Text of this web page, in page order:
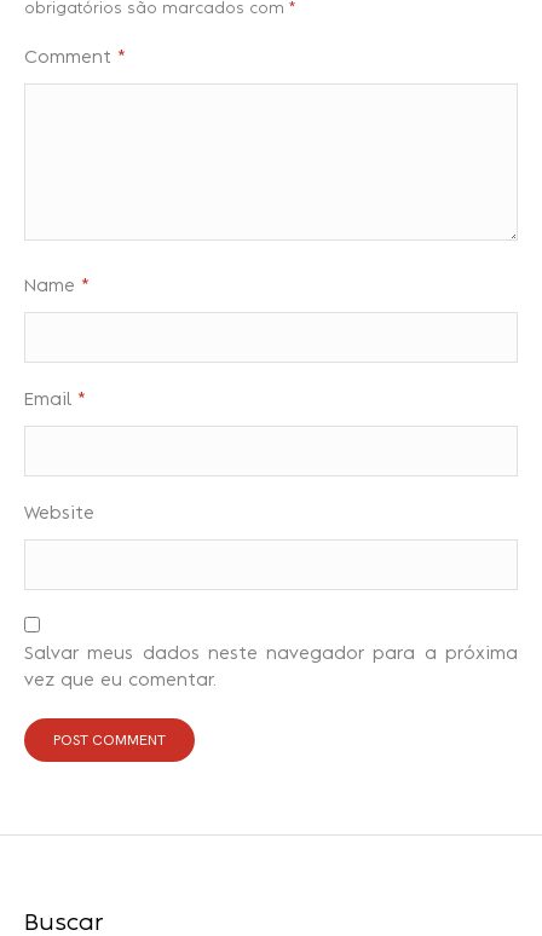
obrigatórios são marcados com *
Comment *
Name *
Email *
Website
Salvar meus dados neste navegador para a próxima
vez que eu comentar.
Buscar